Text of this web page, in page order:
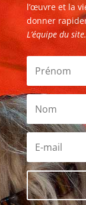
l’œuvre et la
donner
L’équipe du site.